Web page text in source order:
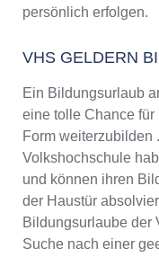
persönlich erfolgen.
VHS GELDERN
Ein Bildungsurlaub
eine tolle Chance
Form weiterzubilden
Volkshochschule
und können ihren
der Haustür
Bildungsurlaube der
Suche nach einer